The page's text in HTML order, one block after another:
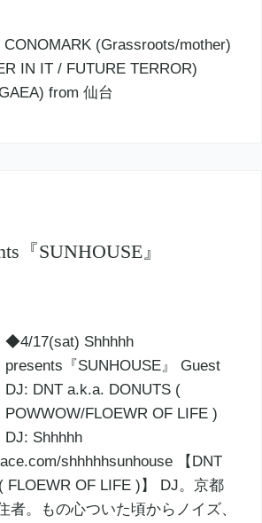
(Grassroots/mother)
IN IT / FUTURE TERROR)
from 仙台
『SUNHOUSE』
◆4/17(sat) Shhhhh
presents『SUNHOUSE』 Guest
DJ: DNT a.k.a. DONUTS (
POWWOW/FLOEWR OF LIFE )
DJ: Shhhhh
shhhhhsunhouse 【DNT
FLOEWR OF LIFE )】 DJ。京都
者。もの心ついた頃からノイズ、